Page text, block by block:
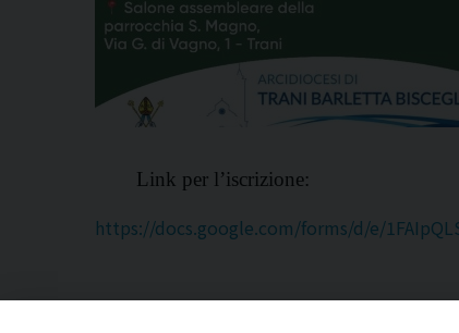
Link per l’iscrizione:
https://docs.google.com/forms/d/e/